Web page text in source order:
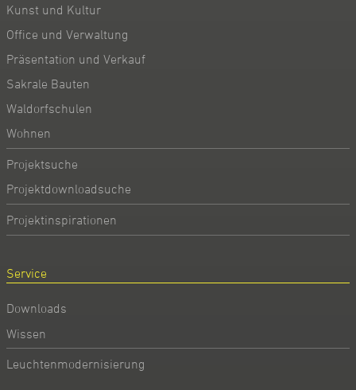
Kunst und Kultur
Office und Verwaltung
Präsentation und Verkauf
Sakrale Bauten
Waldorfschulen
Wohnen
Projektsuche
Projektdownloadsuche
Projektinspirationen
Service
Downloads
Wissen
Leuchtenmodernisierung